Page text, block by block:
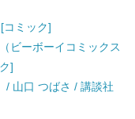
コミック]
ビーボーイコミックス
]
/ 山口 つばさ / 講談社